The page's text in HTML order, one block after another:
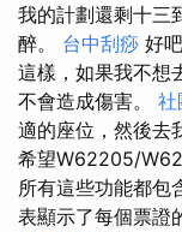
我的計劃還剩十三
醉。 台中刮痧 好
這樣，如果我不想
不會造成傷害。 社
適的座位，然後去
希望W62205/
所有這些功能都包
表顯示了每個票證